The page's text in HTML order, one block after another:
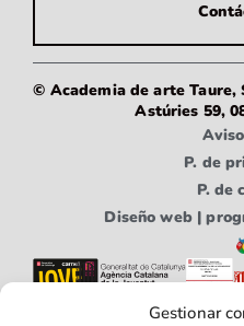
Gestionar
© Academia de arte Taure,
Astúries 59,
P. de
P. de
Diseño web |